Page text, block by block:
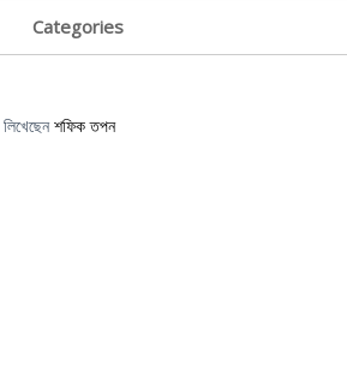
Categories
লিখেছেন শফিক তপন